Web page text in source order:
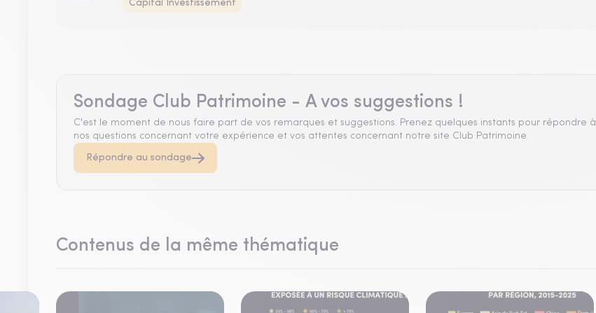
Capital Investissement
Sondage Club Patrimoine - A vos suggestions !
C'est le moment de nous faire part de vos remarques et suggestions. Prenez quelques instants pour répondre à
nos questions concernant votre expérience et vos attentes concernant notre site Club Patrimoine.
Répondre au sondage
Contenus de la même thématique